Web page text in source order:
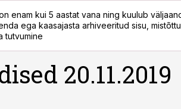
enam kui 5 aastat vana ning kuulub
ega kaasajasta arhiveeritud sisu,
tutvumine
20.11.2019